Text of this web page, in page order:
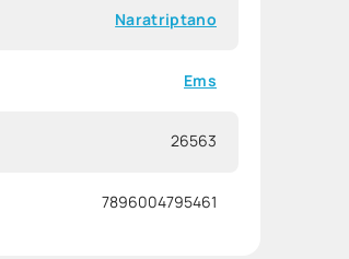
Naratriptano
Ems
26563
7896004795461